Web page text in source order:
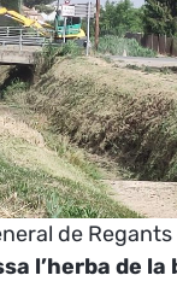
de Regants
l’herba de la